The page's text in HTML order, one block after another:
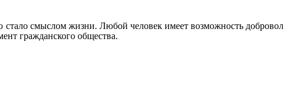
смыслом жизни. Любой человек имеет возможность
гражданского общества.